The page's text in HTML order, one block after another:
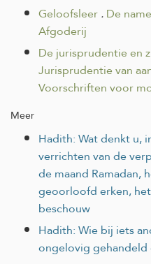
Geloofsleer.De
Afgoderij
De jurisprudentie en
Jurisprudentie van
Voorschriften voor
Meer
Hadith: Wat denkt u,
verrichten van de
de maand Ramadan,
geoorloofd erken,
beschouw
Hadith: Wie bij iets
ongelovig